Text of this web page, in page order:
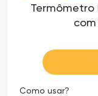
Termômetro
com
Como usar?